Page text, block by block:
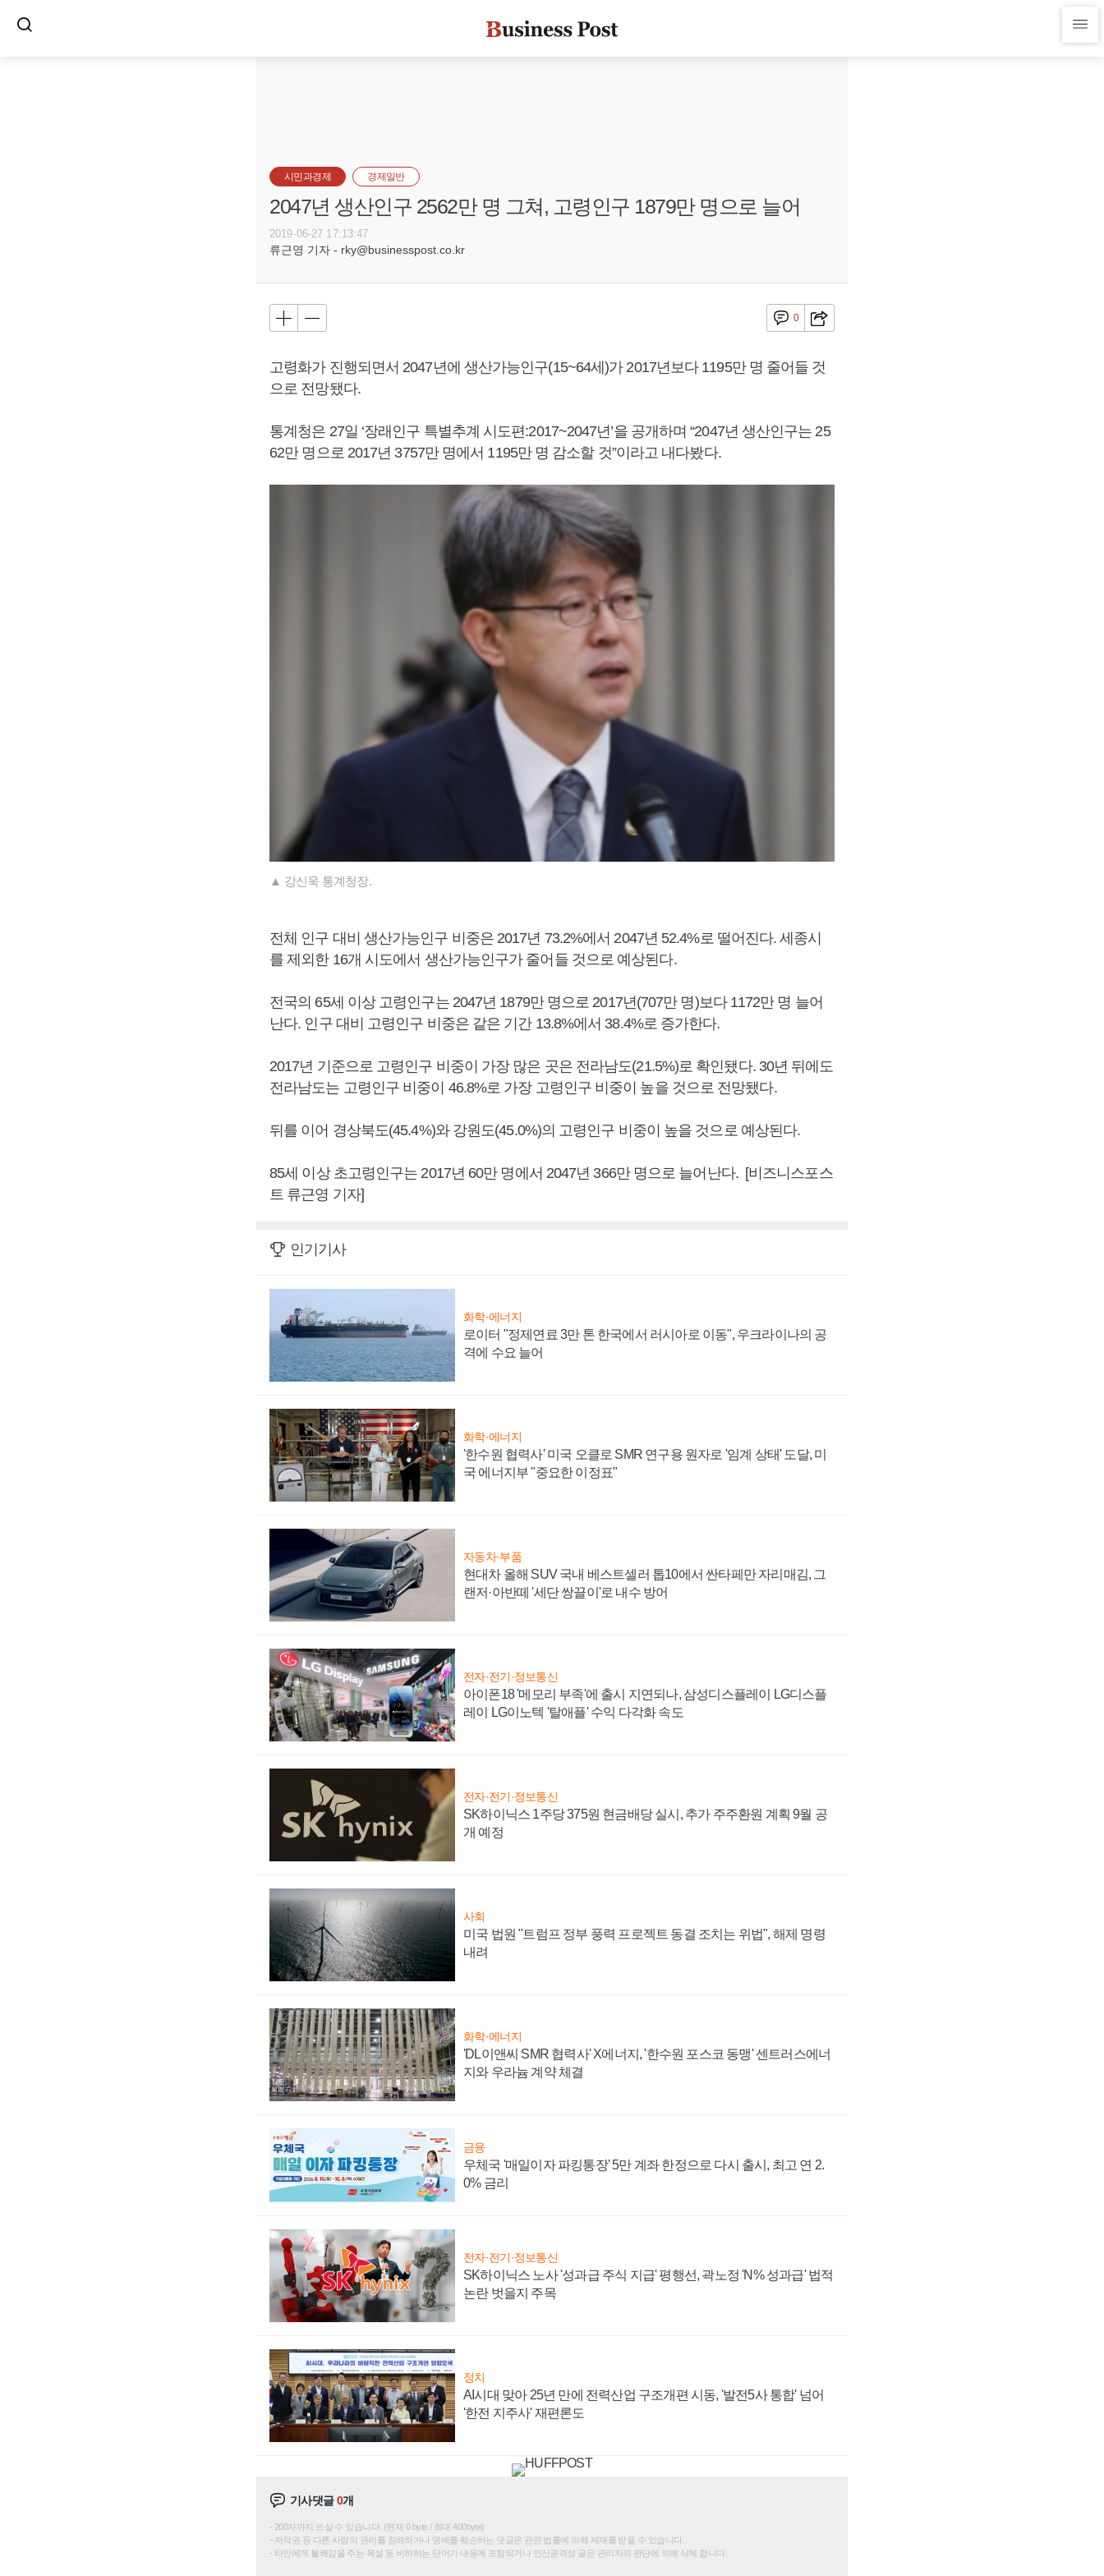
시민과경제 경제일반
2047년 생산인구 2562만 명 그쳐, 고령인구 1879만 명으로 늘어
2019-06-27 17:13:47
류근영 기자 - rky@businesspost.co.kr
0
고령화가 진행되면서 2047년에 생산가능인구(15~64세)가 2017년보다 1195만 명 줄어들 것
으로 전망됐다.
통계청은 27일 ‘장래인구 특별추계 시도편:2017~2047년’을 공개하며 “2047년 생산인구는 25
62만 명으로 2017년 3757만 명에서 1195만 명 감소할 것”이라고 내다봤다.
▲ 강신욱 통계청장.
전체 인구 대비 생산가능인구 비중은 2017년 73.2%에서 2047년 52.4%로 떨어진다. 세종시
를 제외한 16개 시도에서 생산가능인구가 줄어들 것으로 예상된다.
전국의 65세 이상 고령인구는 2047년 1879만 명으로 2017년(707만 명)보다 1172만 명 늘어
난다. 인구 대비 고령인구 비중은 같은 기간 13.8%에서 38.4%로 증가한다.
2017년 기준으로 고령인구 비중이 가장 많은 곳은 전라남도(21.5%)로 확인됐다. 30년 뒤에도
전라남도는 고령인구 비중이 46.8%로 가장 고령인구 비중이 높을 것으로 전망됐다.
뒤를 이어 경상북도(45.4%)와 강원도(45.0%)의 고령인구 비중이 높을 것으로 예상된다.
85세 이상 초고령인구는 2017년 60만 명에서 2047년 366만 명으로 늘어난다. [비즈니스포스
트 류근영 기자]
인기기사
화학·에너지
로이터 "정제연료 3만 톤 한국에서 러시아로 이동", 우크라이나의 공
격에 수요 늘어
화학·에너지
'한수원 협력사' 미국 오클로 SMR 연구용 원자로 '임계 상태' 도달, 미
국 에너지부 "중요한 이정표"
자동차·부품
현대차 올해 SUV 국내 베스트셀러 톱10에서 싼타페만 자리매김, 그
랜저·아반떼 '세단 쌍끌이'로 내수 방어
전자·전기·정보통신
아이폰18 '메모리 부족'에 출시 지연되나, 삼성디스플레이 LG디스플
레이 LG이노텍 '탈애플' 수익 다각화 속도
전자·전기·정보통신
SK하이닉스 1주당 375원 현금배당 실시, 추가 주주환원 계획 9월 공
개 예정
사회
미국 법원 "트럼프 정부 풍력 프로젝트 동결 조치는 위법", 해제 명령
내려
화학·에너지
'DL이앤씨 SMR 협력사' X에너지, '한수원 포스코 동맹' 센트러스에너
지와 우라늄 계약 체결
금융
우체국 '매일이자 파킹통장' 5만 계좌 한정으로 다시 출시, 최고 연 2.
0% 금리
전자·전기·정보통신
SK하이닉스 노사 '성과급 주식 지급' 평행선, 곽노정 'N% 성과급' 법적
논란 벗을지 주목
정치
AI시대 맞아 25년 만에 전력산업 구조개편 시동, '발전5사 통합' 넘어
'한전 지주사' 재편론도
기사댓글0개
200자까지 쓰실 수 있습니다. (현재 0 byte / 최대 400byte)
저작권 등 다른 사람의 권리를 침해하거나 명예를 훼손하는 댓글은 관련 법률에 의해 제재를 받을 수 있습니다.
타인에게 불쾌감을 주는 욕설 등 비하하는 단어가 내용에 포함되거나 인신공격성 글은 관리자의 판단에 의해 삭제 합니다.